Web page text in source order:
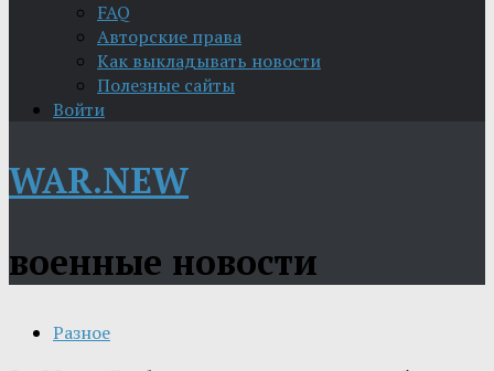
FAQ
Авторские права
Как выкладывать новости
Полезные сайты
Войти
WAR.NEW
военные новости
Разное